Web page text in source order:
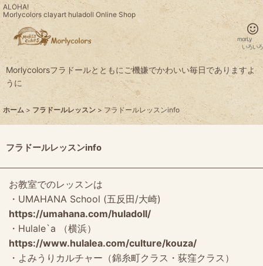
ALOHA!
Morlycolors clayart huladoll Online Shop
いろいろ
Morlycolorsフラドールとともにご機嫌でかわいい毎日でありますよ
うに
ホーム > フラドールレッスン > フラドールレッスンinfo
フラドールレッスンinfo
お教室でのレッスンは
・UMAHANA School (五反田/大崎)
https://umahana.com/huladoll/
・Hulale`a （横浜）
https://www.hulalea.com/culture/kouza/
・よみうりカルチャー（錦糸町クラス・荻窪クラス）